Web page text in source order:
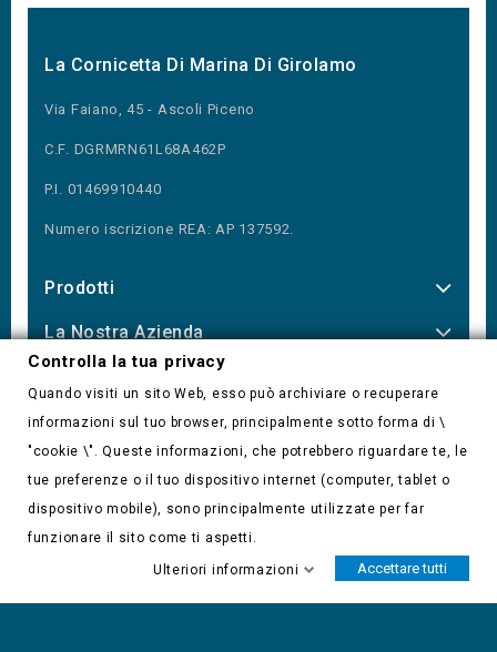
La Cornicetta Di Marina Di Girolamo
Via Faiano, 45 - Ascoli Piceno
C.F. DGRMRN61L68A462P
P.I. 01469910440
Numero iscrizione REA: AP 137592.
Prodotti
La Nostra Azienda
Controlla la tua privacy
© 2026 - Software di Ecommerce di PrestaShop™
Controlla la tua privacy
Quando visiti un sito Web, esso può archiviare o recuperare
informazioni sul tuo browser, principalmente sotto forma di \
"cookie \". Queste informazioni, che potrebbero riguardare te, le
tue preferenze o il tuo dispositivo internet (computer, tablet o
dispositivo mobile), sono principalmente utilizzate per far
funzionare il sito come ti aspetti.
Ulteriori informazioni Accettare tutti